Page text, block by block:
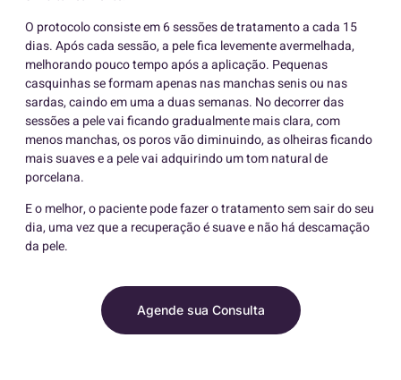
O protocolo consiste em 6 sessões de tratamento a cada 15
dias. Após cada sessão, a pele fica levemente avermelhada,
melhorando pouco tempo após a aplicação. Pequenas
casquinhas se formam apenas nas manchas senis ou nas
sardas, caindo em uma a duas semanas. No decorrer das
sessões a pele vai ficando gradualmente mais clara, com
menos manchas, os poros vão diminuindo, as olheiras ficando
mais suaves e a pele vai adquirindo um tom natural de
porcelana.
E o melhor, o paciente pode fazer o tratamento sem sair do seu
dia, uma vez que a recuperação é suave e não há descamação
da pele.
Agende sua Consulta